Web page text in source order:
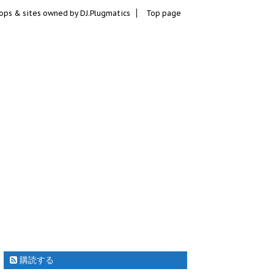
& sites owned by DJ.Plugmatics Top page
購読する